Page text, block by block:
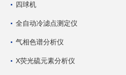
四球机
全自动冷滤点测定仪
气相色谱分析仪
X荧光硫元素分析仪